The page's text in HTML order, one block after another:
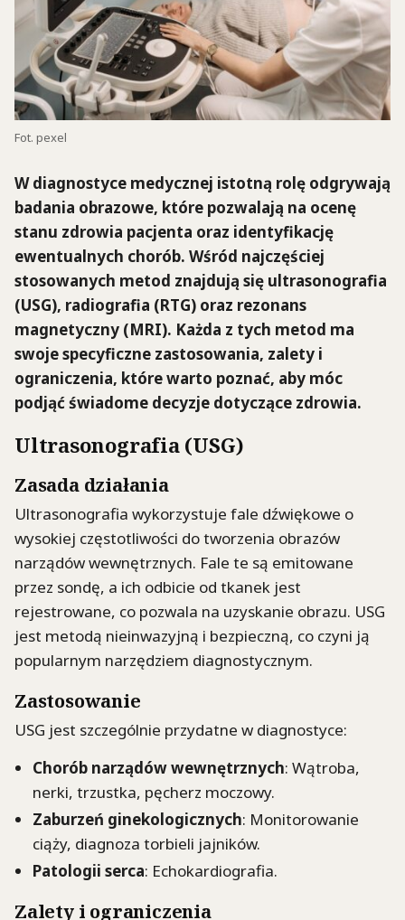
Fot. pexel
W diagnostyce medycznej istotną rolę odgrywają
badania obrazowe, które pozwalają na ocenę
stanu zdrowia pacjenta oraz identyfikację
ewentualnych chorób. Wśród najczęściej
stosowanych metod znajdują się ultrasonografia
(USG), radiografia (RTG) oraz rezonans
magnetyczny (MRI). Każda z tych metod ma
swoje specyficzne zastosowania, zalety i
ograniczenia, które warto poznać, aby móc
podjąć świadome decyzje dotyczące zdrowia.
Ultrasonografia (USG)
Zasada działania
Ultrasonografia wykorzystuje fale dźwiękowe o
wysokiej częstotliwości do tworzenia obrazów
narządów wewnętrznych. Fale te są emitowane
przez sondę, a ich odbicie od tkanek jest
rejestrowane, co pozwala na uzyskanie obrazu. USG
jest metodą nieinwazyjną i bezpieczną, co czyni ją
popularnym narzędziem diagnostycznym.
Zastosowanie
USG jest szczególnie przydatne w diagnostyce:
Chorób narządów wewnętrznych: Wątroba,
nerki, trzustka, pęcherz moczowy.
Zaburzeń ginekologicznych: Monitorowanie
ciąży, diagnoza torbieli jajników.
Patologii serca: Echokardiografia.
Zalety i ograniczenia